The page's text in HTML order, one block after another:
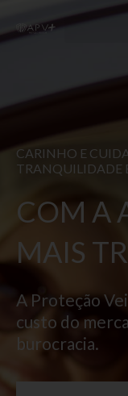
para
CARINHO E
TRANQUILIDADE
COM A
MAIS
A Proteção
custo do
burocracia.